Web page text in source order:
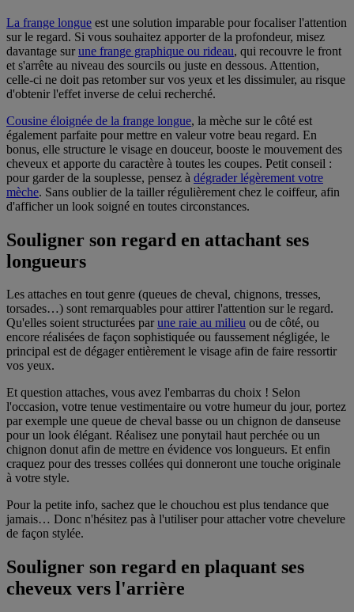
La frange longue est une solution imparable pour focaliser l'attention
sur le regard. Si vous souhaitez apporter de la profondeur, misez
davantage surune frange graphique ou rideau, qui recouvre le front
et s'arrête au niveau des sourcils ou juste en dessous. Attention,
celle-ci ne doit pas retomber sur vos yeux et les dissimuler, au risque
d'obtenir l'effet inverse de celui recherché.
Cousine éloignée de la frange longue, la mèche sur le côté est
également parfaite pour mettre en valeur votre beau regard. En
bonus, elle structure le visage en douceur, booste le mouvement des
cheveux et apporte du caractère à toutes les coupes. Petit conseil :
pour garder de la souplesse, pensez à dégrader légèrement votre
mèche. Sans oublier de la tailler régulièrement chez le coiffeur, afin
d'afficher un look soigné en toutes circonstances.
Souligner son regard en attachant ses
longueurs
Les attaches en tout genre (queues de cheval, chignons, tresses,
torsades…) sont remarquables pour attirer l'attention sur le regard.
Qu'elles soient structurées parune raie au milieu ou de côté, ou
encore réalisées de façon sophistiquée ou faussement négligée, le
principal est de dégager entièrement le visage afin de faire ressortir
vos yeux.
Et question attaches, vous avez l'embarras du choix ! Selon
l'occasion, votre tenue vestimentaire ou votre humeur du jour, portez
par exemple une queue de cheval basse ou un chignon de danseuse
pour un look élégant. Réalisez une ponytail haut perchée ou un
chignon donut afin de mettre en évidence vos longueurs. Et enfin
craquez pour des tresses collées qui donneront une touche originale
à votre style.
Pour la petite info, sachez que le chouchou est plus tendance que
jamais… Donc n'hésitez pas à l'utiliser pour attacher votre chevelure
de façon stylée.
Souligner son regard en plaquant ses
cheveux vers l'arrière